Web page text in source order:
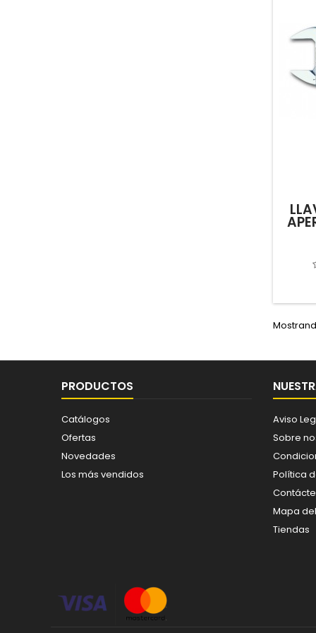
PRODUCTOS
Catálogos
Ofertas
Novedades
Los más vendidos
Aviso
Sobre
Política
Mapa
Tiendas